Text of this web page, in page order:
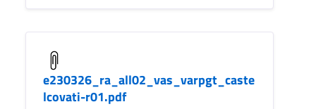
e230326_ra_all02_vas_varpgt_caste
lcovati-r01.pdf